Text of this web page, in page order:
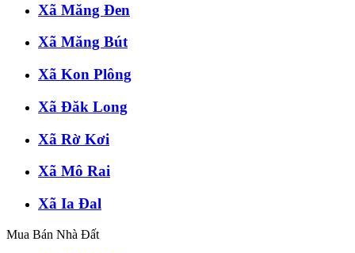
Xã Măng Đen
Xã Măng Bút
Xã Kon Plông
Xã Đăk Long
Xã Rờ Kơi
Xã Mô Rai
Xã Ia Đal
Mua Bán Nhà Đất